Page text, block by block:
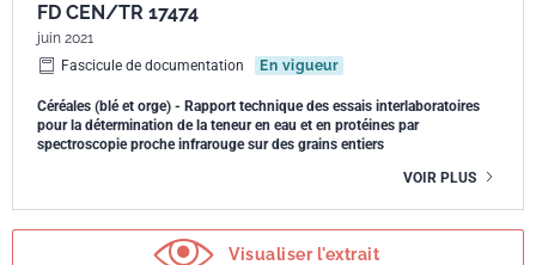
FD CEN/TR 17474
juin 2021
Fascicule de documentation
En vigueur
Céréales (blé et orge) - Rapport technique des essais interlaboratoires
pour la détermination de la teneur en eau et en protéines par
spectroscopie proche infrarouge sur des grains entiers
VOIR PLUS
Visualiser l'extrait